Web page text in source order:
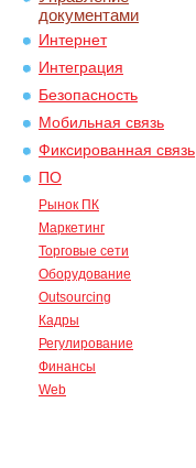
документами
Интернет
Интеграция
Безопасность
Мобильная связь
Фиксированная связь
ПО
Рынок ПК
Маркетинг
Торговые сети
Оборудование
Outsourcing
Кадры
Регулирование
Финансы
Web